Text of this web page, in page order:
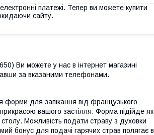
платежі. Тепер ви можете купити
сайту.
Ви можете у нас в інтернет магазині
за вказаними телефонами.
форми для запікання від французького
вашого застілля. Форма підійде як
столу. Можливість подати страву з духовки
бонус для подачі гарячих страв полягає в